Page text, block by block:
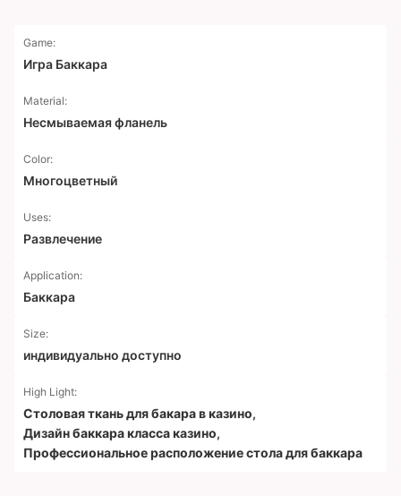
Game:
Игра Баккара
Material:
Несмываемая фланель
Color:
Многоцветный
Uses:
Развлечение
Application:
Баккара
Size:
индивидуально доступно
High Light:
Столовая ткань для бакара в казино,
Дизайн баккара класса казино,
Профессиональное расположение стола для баккара